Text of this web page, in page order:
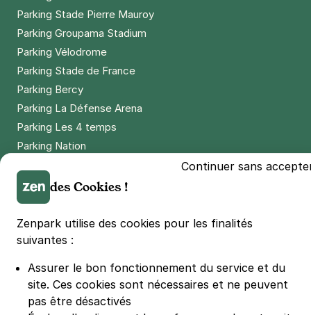
Parking Stade Pierre Mauroy
Parking Groupama Stadium
Parking Vélodrome
Parking Stade de France
Parking Bercy
Parking La Défense Arena
Parking Les 4 temps
Parking Nation
Parking Lille Grand Palais
Parking Euralille
Parking Casino Barrière Lille
🌍 Passer de 130 à 110 km/h sur autoroute réduit votre
#SeDéplacerMoinsPolluer
© Zenpark 2012 - 2026 - Tous droits réservés - Fabriqué avec soin à
Continuer sans
des Cookies !
Zenpark utilise des cookies pour les finalités
suivantes :
Assurer le bon fonctionnement du service et du
site. Ces cookies sont nécessaires et ne peuvent
pas être désactivés